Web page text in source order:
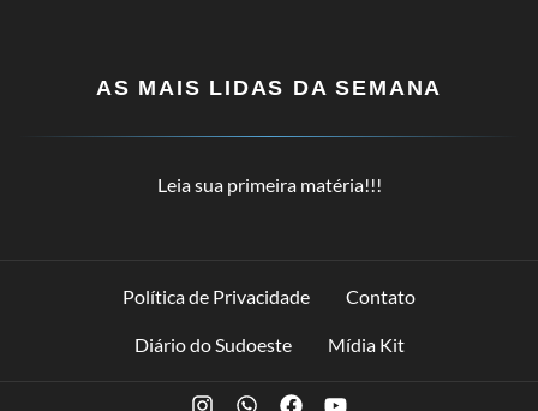
AS MAIS LIDAS DA SEMANA
Leia sua primeira matéria!!!
Política de Privacidade Contato
Diário do Sudoeste Mídia Kit